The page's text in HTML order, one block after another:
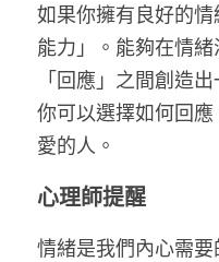
如果你擁有良好的
能力」。能夠在情
「回應」之間創造
你可以選擇如何回
愛的人。
心理師提醒
情緒是我們內心需